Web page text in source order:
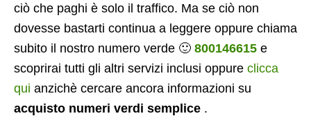
ciò che paghi è solo il traffico. Ma se ciò non
dovesse bastarti continua a leggere oppure chiama
subito il nostro numero verde 🙂 800146615 e
scoprirai tutti gli altri servizi inclusi oppure clicca
qui anzichè cercare ancora informazioni su
acquisto numeri verdi semplice .